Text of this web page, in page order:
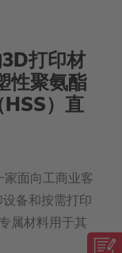
打印材
性聚氨酯
HSS）直
面向工商业客
备和按需打印
属材料用于其